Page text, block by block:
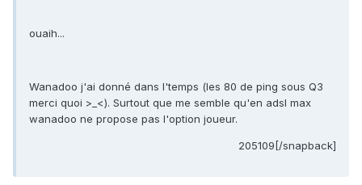
ouaih...
Wanadoo j'ai donné dans l'temps (les 80 de ping sous Q3
merci quoi >_<). Surtout que me semble qu'en adsl max
wanadoo ne propose pas l'option joueur.
205109[/snapback]